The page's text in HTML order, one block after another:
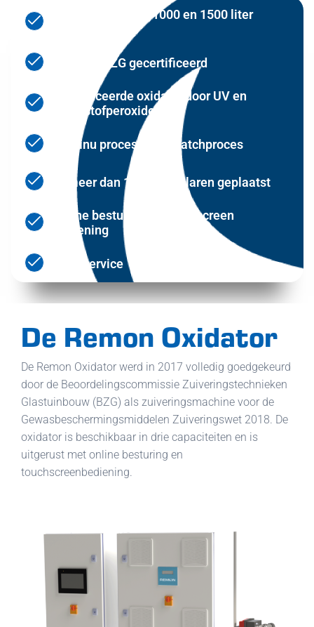
Leverbaar in 500, 1000 en 1500 liter
Volledig BZG gecertificeerd
Geavanceerde oxidatie door UV en
waterstofperoxide
Continu proces, geen batchproces
Al meer dan 120 exemplaren geplaatst
Online besturing en touchscreen
bediening
24/7 Service
De Remon Oxidator
De Remon Oxidator werd in 2017 volledig goedgekeurd
door de Beoordelingscommissie Zuiveringstechnieken
Glastuinbouw (BZG) als zuiveringsmachine voor de
Gewasbeschermingsmiddelen Zuiveringswet 2018. De
oxidator is beschikbaar in drie capaciteiten en is
uitgerust met online besturing en
touchscreenbediening.